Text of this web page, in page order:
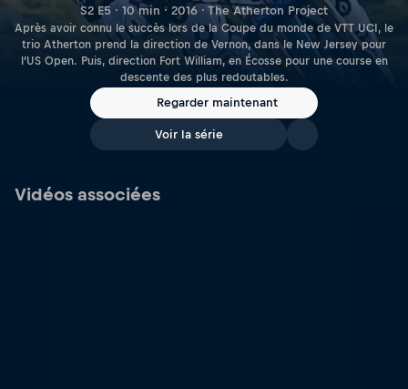
S2 E5 · 10 min · 2016 · The Atherton Project
Après avoir connu le succès lors de la Coupe du monde de VTT UCI, le
trio Atherton prend la direction de Vernon, dans le New Jersey pour
l’US Open. Puis, direction Fort William, en Écosse pour une course en
descente des plus redoutables.
Regarder maintenant
Voir la série
Vidéos associées